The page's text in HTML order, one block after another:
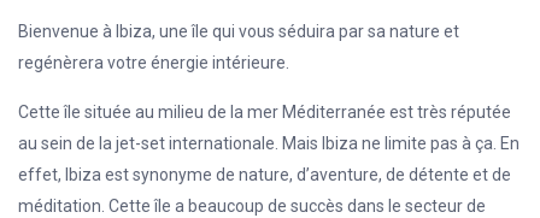
Bienvenue à Ibiza, une île qui vous séduira par sa nature et
regénèrera votre énergie intérieure.
Cette île située au milieu de la mer Méditerranée est très réputée
au sein de la jet-set internationale. Mais Ibiza ne limite pas à ça. En
effet, Ibiza est synonyme de nature, d’aventure, de détente et de
méditation. Cette île a beaucoup de succès dans le secteur de